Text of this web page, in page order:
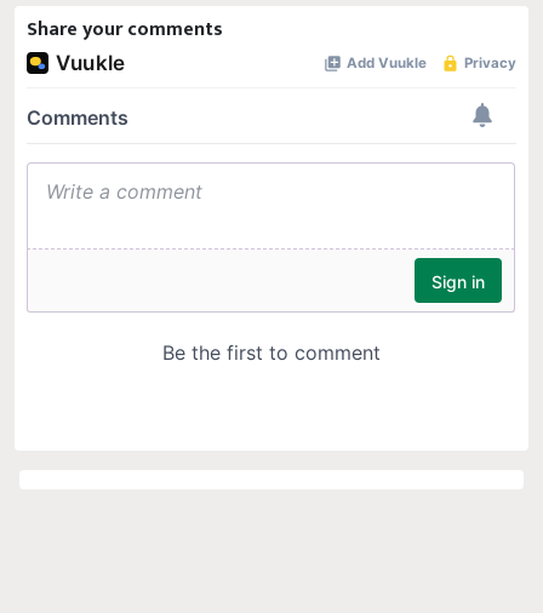
Share your comments